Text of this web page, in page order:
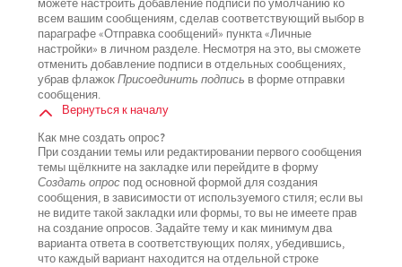
можете настроить добавление подписи по умолчанию ко
всем вашим сообщениям, сделав соответствующий выбор в
параграфе «Отправка сообщений» пункта «Личные
настройки» в личном разделе. Несмотря на это, вы сможете
отменить добавление подписи в отдельных сообщениях,
убрав флажокПрисоединить подпись в форме отправки
сообщения.
Вернуться к началу
Как мне создать опрос?
При создании темы или редактировании первого сообщения
темы щёлкните на закладке или перейдите в форму
Создать опроспод основной формой для создания
сообщения, в зависимости от используемого стиля; если вы
не видите такой закладки или формы, то вы не имеете прав
на создание опросов. Задайте тему и как минимум два
варианта ответа в соответствующих полях, убедившись,
что каждый вариант находится на отдельной строке